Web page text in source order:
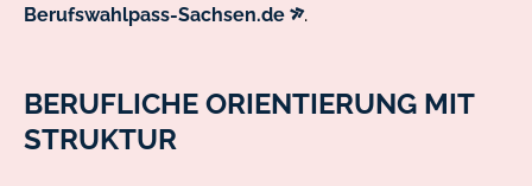
Berufswahlpass-Sachsen.deexterner
.
BERUFLICHE ORIENTIERUNG MIT
STRUKTUR